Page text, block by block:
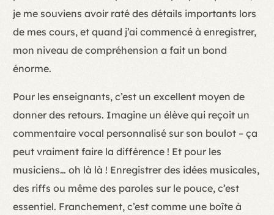
je me souviens avoir raté des détails importants lors
de mes cours, et quand j’ai commencé à enregistrer,
mon niveau de compréhension a fait un bond
énorme.
Pour les enseignants, c’est un excellent moyen de
donner des retours. Imagine un élève qui reçoit un
commentaire vocal personnalisé sur son boulot – ça
peut vraiment faire la différence ! Et pour les
musiciens… oh là là ! Enregistrer des idées musicales,
des riffs ou même des paroles sur le pouce, c’est
essentiel. Franchement, c’est comme une boîte à